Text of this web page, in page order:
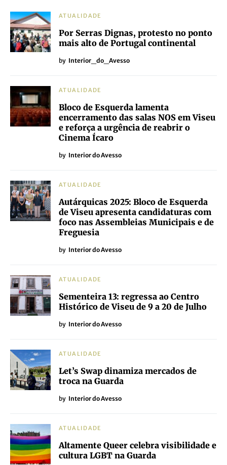
ATUALIDADE
Por Serras Dignas, protesto no ponto
mais alto de Portugal continental
by Interior_do_Avesso
ATUALIDADE
Bloco de Esquerda lamenta
encerramento das salas NOS em Viseu
e reforça a urgência de reabrir o
Cinema Ícaro
by Interior do Avesso
ATUALIDADE
Autárquicas 2025: Bloco de Esquerda
de Viseu apresenta candidaturas com
foco nas Assembleias Municipais e de
Freguesia
by Interior do Avesso
ATUALIDADE
Sementeira 13: regressa ao Centro
Histórico de Viseu de 9 a 20 de Julho
by Interior do Avesso
ATUALIDADE
Let’s Swap dinamiza mercados de
troca na Guarda
by Interior do Avesso
ATUALIDADE
Altamente Queer celebra visibilidade e
cultura LGBT na Guarda